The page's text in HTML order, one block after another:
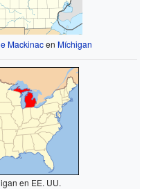
Mackinacen Míchigan
en EE. UU.